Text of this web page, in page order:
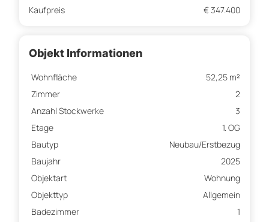
Kaufpreis € 347.400
Objekt Informationen
Wohnfläche
52,25 m²
Zimmer
2
Anzahl Stockwerke
3
Etage
1. OG
Bautyp
Neubau/Erstbezug
Baujahr
2025
Objektart
Wohnung
Objekttyp
Allgemein
Badezimmer
1